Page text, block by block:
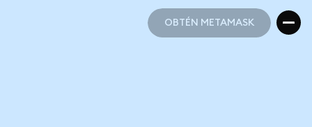
OBTÉN METAMASK